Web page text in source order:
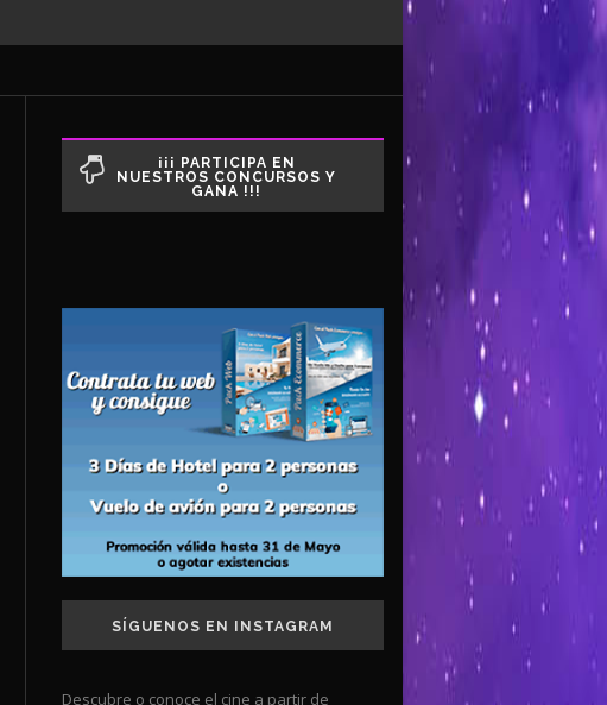
¡¡¡ PARTICIPA EN
NUESTROS CONCURSOS Y
GANA !!!
SÍGUENOS EN INSTAGRAM
Descubre o conoce el cine a partir de